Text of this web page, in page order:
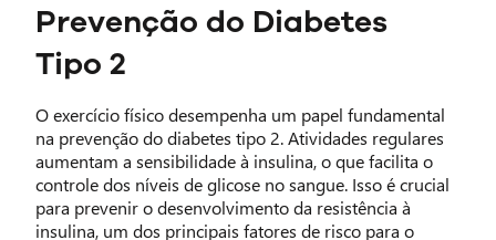
Prevenção do Diabetes
Tipo 2
O exercício físico desempenha um papel fundamental
na prevenção do diabetes tipo 2. Atividades regulares
aumentam a sensibilidade à insulina, o que facilita o
controle dos níveis de glicose no sangue. Isso é crucial
para prevenir o desenvolvimento da resistência à
insulina, um dos principais fatores de risco para o